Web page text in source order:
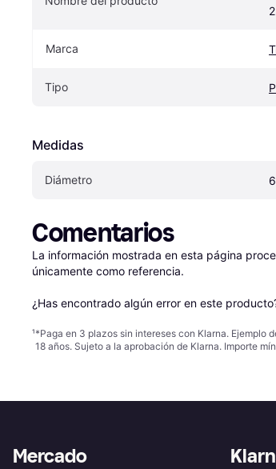
Marca
Tipo
Medidas
Diámetro
Comentarios
La información mostrada en esta página
únicamente como referencia.
¿Has encontrado algún error en este
¹*Paga en 3 plazos sin intereses con Klarna. Ejemplo
18 años. Sujeto a la aprobación de Klarna. Importe
Mercado